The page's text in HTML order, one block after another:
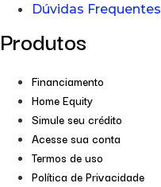
Dúvidas Frequentes
Produtos
Financiamento
Home Equity
Simule seu crédito
Acesse sua conta
Termos de uso
Política de Privacidade